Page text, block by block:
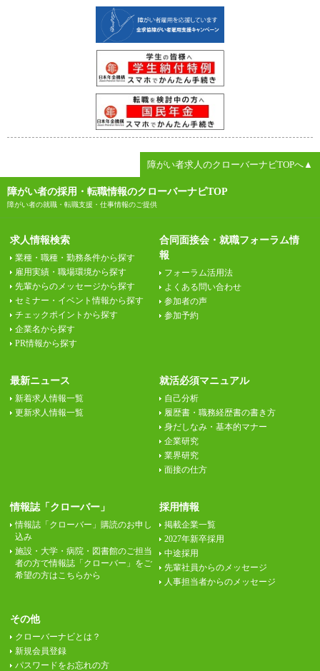
障がい者求人のクローバーナビTOPへ▲
障がい者の採用・転職情報のクローバーナビTOP
障がい者の就職・転職支援・仕事情報のご提供
求人情報検索
業種・職種・勤務条件から探す
雇用実績・職場環境から探す
先輩からのメッセージから探す
セミナー・イベント情報から探す
チェックポイントから探す
企業名から探す
PR情報から探す
合同面接会・就職フォーラム情
報
フォーラム活用法
よくある問い合わせ
参加者の声
参加予約
最新ニュース
新着求人情報一覧
更新求人情報一覧
就活必須マニュアル
自己分析
履歴書・職務経歴書の書き方
身だしなみ・基本的マナー
企業研究
業界研究
面接の仕方
情報誌「クローバー」
情報誌「クローバー」購読のお申し
込み
施設・大学・病院・図書館のご担当
者の方で情報誌「クローバー」をご
希望の方はこちらから
採用情報
掲載企業一覧
2027年新卒採用
中途採用
先輩社員からのメッセージ
人事担当者からのメッセージ
その他
クローバーナビとは？
新規会員登録
パスワードをお忘れの方